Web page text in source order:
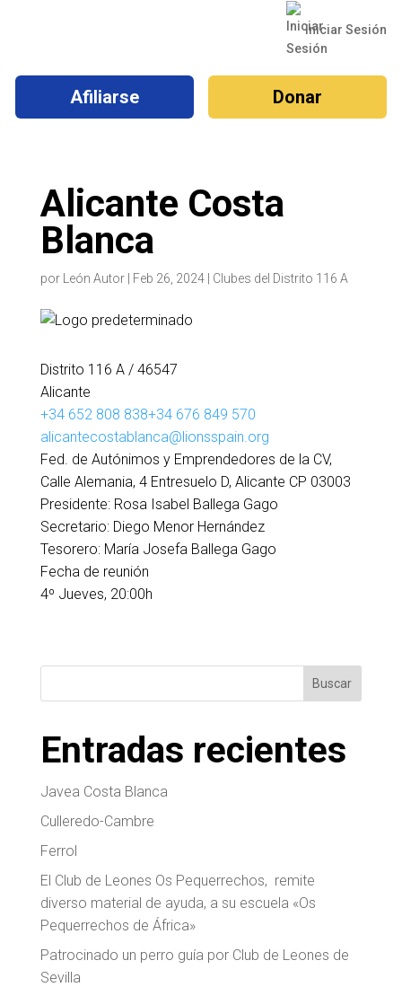
Iniciar Sesión
Afiliarse Donar
Alicante Costa
Blanca
por León Autor| Feb 26, 2024| Clubes del Distrito 116 A
Distrito 116 A / 46547
Alicante
+34 652 808 838+34 676 849 570
alicantecostablanca@lionsspain.org
Fed. de Autónimos y Emprendedores de la CV,
Calle Alemania, 4 Entresuelo D, Alicante CP 03003
Presidente:Rosa Isabel Ballega Gago
Secretario:Diego Menor Hernández
Tesorero:María Josefa Ballega Gago
Fecha de reunión
4º Jueves, 20:00h
Buscar
Entradas recientes
Javea Costa Blanca
Culleredo-Cambre
Ferrol
El Club de Leones Os Pequerrechos, remite
diverso material de ayuda, a su escuela «Os
Pequerrechos de África»
Patrocinado un perro guía por Club de Leones de
Sevilla